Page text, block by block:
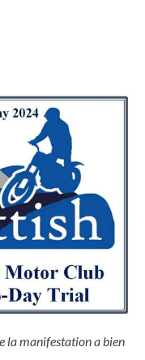
la manifestation a bien